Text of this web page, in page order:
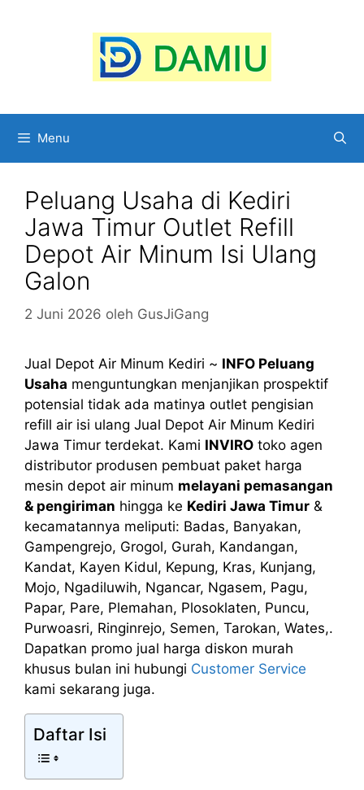
Menu
Peluang Usaha di Kediri
Jawa Timur Outlet Refill
Depot Air Minum Isi Ulang
Galon
2 Juni 2026 oleh GusJiGang
Jual Depot Air Minum Kediri ~ INFO Peluang
Usaha menguntungkan menjanjikan prospektif
potensial tidak ada matinya outlet pengisian
refill air isi ulang Jual Depot Air Minum Kediri
Jawa Timur terdekat. Kami INVIRO toko agen
distributor produsen pembuat paket harga
mesin depot air minum melayani pemasangan
& pengiriman hingga ke Kediri Jawa Timur &
kecamatannya meliputi: Badas, Banyakan,
Gampengrejo, Grogol, Gurah, Kandangan,
Kandat, Kayen Kidul, Kepung, Kras, Kunjang,
Mojo, Ngadiluwih, Ngancar, Ngasem, Pagu,
Papar, Pare, Plemahan, Plosoklaten, Puncu,
Purwoasri, Ringinrejo, Semen, Tarokan, Wates,.
Dapatkan promo jual harga diskon murah
khusus bulan ini hubungi Customer Service
kami sekarang juga.
Daftar Isi